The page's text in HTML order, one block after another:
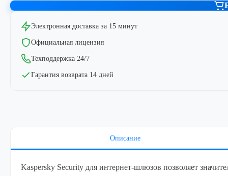
Электронная доставка за 15 минут
Официальная лицензия
Техподдержка 24/7
Гарантия возврата 14 дней
Описание
Kaspersky Security для интернет-шлюзов позволяет